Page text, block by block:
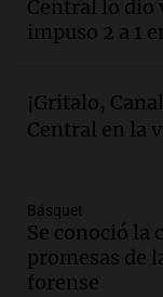
Audio.
Moyano
Panorama
Episodios
en
Buen día,
Episodios
Audio.
Central lo dio
impuso 2 a 1
¡Gritalo,
Central en la
Básquet
Se conoció la
promesas de
forense